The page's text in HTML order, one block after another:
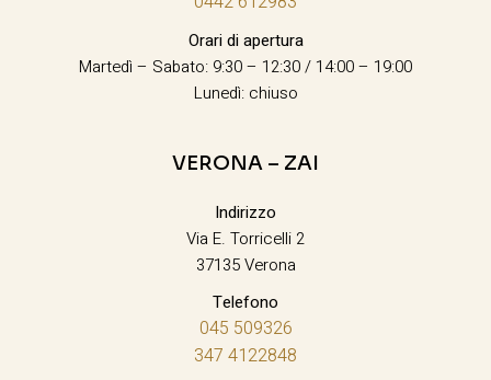
Orari di apertura
Martedì – Sabato: 9:30 – 12:30 / 14:00 – 19:00
Lunedì: chiuso
VERONA – ZAI
Indirizzo
Via E. Torricelli 2
37135 Verona
Telefono
045 509326
347 4122848